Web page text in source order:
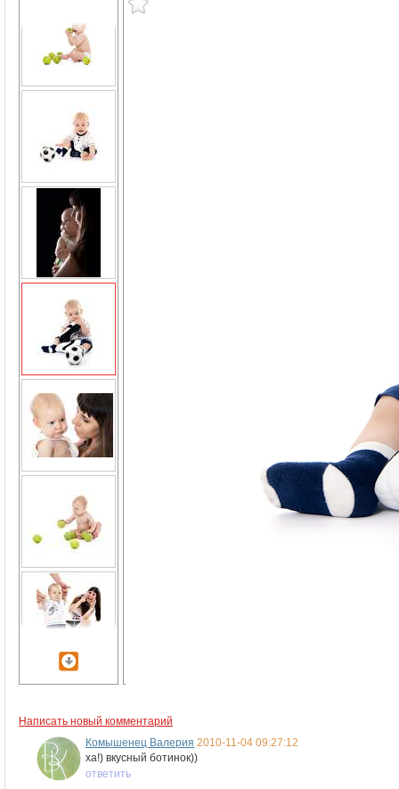
Написать новый комментарий
Комышенец Валерия 2010-11-04 09:27:12
ха!) вкусный ботинок))
ответить